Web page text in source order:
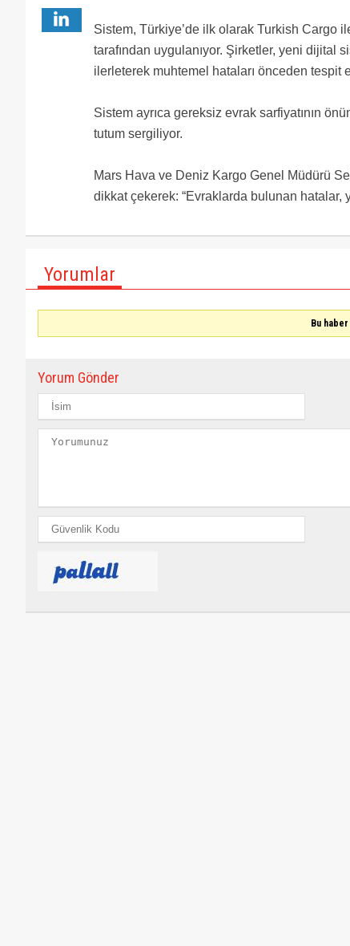
Sistem, Türkiye’de ilk olarak Turkish Cargo
tarafından uygulanıyor. Şirketler, yeni dijital
ilerleterek muhtemel hataları önceden tespit
Sistem ayrıca gereksiz evrak sarfiyatının
tutum sergiliyor.
Mars Hava ve Deniz Kargo Genel Müdürü
dikkat çekerek: “Evraklarda bulunan hatalar,
Yorumlar
Bu
Yorum Gönder